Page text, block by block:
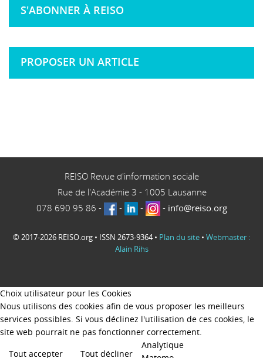
S'ABONNER À REISO
PROPOSER UN ARTICLE
REISO Revue d'information sociale
Rue de l'Académie 3 - 1005 Lausanne
078 690 95 86 - - - - info@reiso.org
© 2017-2026 REISO.org • ISSN 2673-9364 • Plan du site • Webmaster :
Alain Rihs
Choix utilisateur pour les Cookies
Nous utilisons des cookies afin de vous proposer les meilleurs
services possibles. Si vous déclinez l'utilisation de ces cookies, le
site web pourrait ne pas fonctionner correctement.
Tout accepter
Tout décliner
Analytique